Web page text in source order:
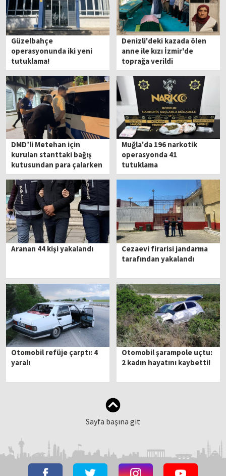
Güzelbahçe
operasyonunda iki yeni
tutuklama!
Denizli'deki kazada ölen
anne ile kızı İzmir'de
toprağa verildi
DMD’li Metehan için
kurulan stanttaki bağış
kutusundan para çalarken
yakalandı
Muğla'da 196 narkotik
operasyonda 41
tutuklama
Aranan 44 kişi yakalandı
Cezaevi firarisi jandarma
tarafından yakalandı
Otomobil refüje çarptı: 4
yaralı
Otomobil şarampole uçtu:
2 kadın hayatını kaybetti!
Sayfa başına git